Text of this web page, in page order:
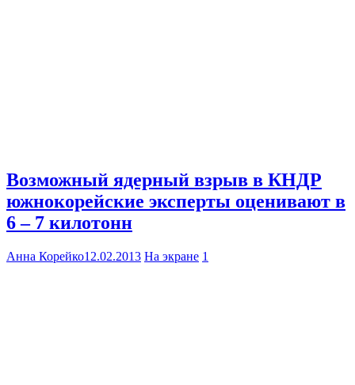
Возможный ядерный взрыв в КНДР
южнокорейские эксперты оценивают в
6 – 7 килотонн
Анна Корейко12.02.2013 На экране 1